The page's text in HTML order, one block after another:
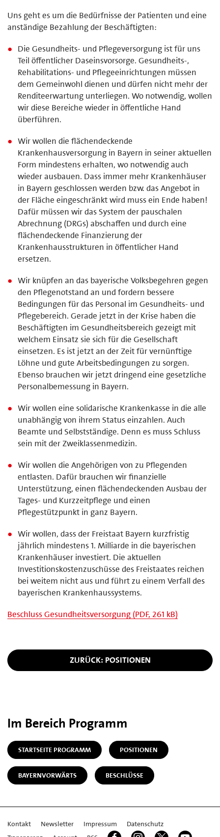
Uns geht es um die Bedürfnisse der Patienten und eine
anständige Bezahlung der Beschäftigten:
Die Gesundheits- und Pflegeversorgung ist für uns
Teil öffentlicher Daseinsvorsorge. Gesundheits-,
Rehabilitations- und Pflegeeinrichtungen müssen
dem Gemeinwohl dienen und dürfen nicht mehr der
Renditeerwartung unterliegen. Wo notwendig, wollen
wir diese Bereiche wieder in öffentliche Hand
überführen.
Wir wollen die flächendeckende
Krankenhausversorgung in Bayern in seiner aktuellen
Form mindestens erhalten, wo notwendig auch
wieder ausbauen. Dass immer mehr Krankenhäuser
in Bayern geschlossen werden bzw. das Angebot in
der Fläche eingeschränkt wird muss ein Ende haben!
Dafür müssen wir das System der pauschalen
Abrechnung (DRGs) abschaffen und durch eine
flächendeckende Finanzierung der
Krankenhausstrukturen in öffentlicher Hand
ersetzen.
Wir knüpfen an das bayerische Volksbegehren gegen
den Pflegenotstand an und fordern bessere
Bedingungen für das Personal im Gesundheits- und
Pflegebereich. Gerade jetzt in der Krise haben die
Beschäftigten im Gesundheitsbereich gezeigt mit
welchem Einsatz sie sich für die Gesellschaft
einsetzen. Es ist jetzt an der Zeit für vernünftige
Löhne und gute Arbeitsbedingungen zu sorgen.
Ebenso brauchen wir jetzt dringend eine gesetzliche
Personalbemessung in Bayern.
Wir wollen eine solidarische Krankenkasse in die alle
unabhängig von ihrem Status einzahlen. Auch
Beamte und Selbstständige. Denn es muss Schluss
sein mit der Zweiklassenmedizin.
Wir wollen die Angehörigen von zu Pflegenden
entlasten. Dafür brauchen wir finanzielle
Unterstützung, einen flächendeckenden Ausbau der
Tages- und Kurzzeitpflege und einen
Pflegestützpunkt in ganz Bayern.
Wir wollen, dass der Freistaat Bayern kurzfristig
jährlich mindestens 1. Milliarde in die bayerischen
Krankenhäuser investiert. Die aktuellen
Investitionskostenzuschüsse des Freistaates reichen
bei weitem nicht aus und führt zu einem Verfall des
bayerischen Krankenhaussystems.
Beschluss Gesundheitsversorgung (PDF, 261 kB)
ZURÜCK: POSITIONEN
Im Bereich Programm
STARTSEITE PROGRAMM POSITIONEN
BAYERNVORWÄRTS BESCHLÜSSE
Kontakt Newsletter Impressum
Datenschutz